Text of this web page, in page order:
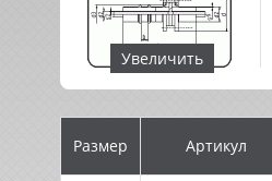
Увеличить
Размер Артикул